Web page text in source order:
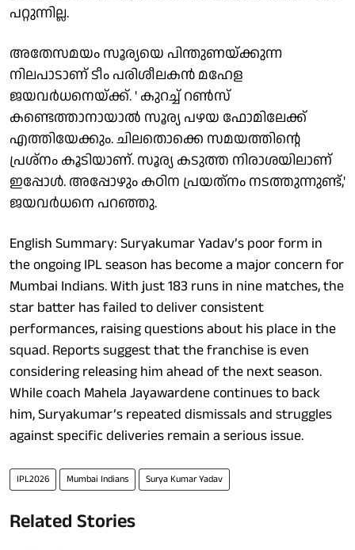
പറ്റുന്നില്ല.
അതേസമയം സൂര്യയെ പിന്തുണയ്ക്കുന്ന
നിലപാടാണ് ടീം പരിശീലകൻ മഹേള
ജയവർധനെയ്ക്ക്. ' കുറച്ച് റൺസ്
കണ്ടെത്താനായാൽ സൂര്യ പഴയ ഫോമിലേക്ക്
എത്തിയേക്കും. ചിലതൊക്കെ സമയത്തിന്റെ
പ്രശ്‌നം കൂടിയാണ്. സൂര്യ കടുത്ത നിരാശയിലാണ്
ഇപ്പോൾ. അപ്പോഴും കഠിന പ്രയത്‌നം നടത്തുന്നുണ്ട്,'
ജയവർധനെ പറഞ്ഞു.
English Summary: Suryakumar Yadav’s poor form in
the ongoing IPL season has become a major concern for
Mumbai Indians. With just 183 runs in nine matches, the
star batter has failed to deliver consistent
performances, raising questions about his place in the
squad. Reports suggest that the franchise is even
considering releasing him ahead of the next season.
While coach Mahela Jayawardene continues to back
him, Suryakumar’s repeated dismissals and struggles
against specific deliveries remain a serious issue.
IPL2026 Mumbai Indians Surya Kumar Yadav
Related Stories